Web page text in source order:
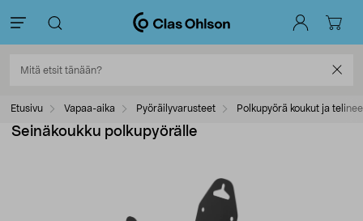
Etusivu Vapaa-aika Pyöräilyvarusteet Polkupyörä koukut ja
Seinäkoukku polkupyörälle